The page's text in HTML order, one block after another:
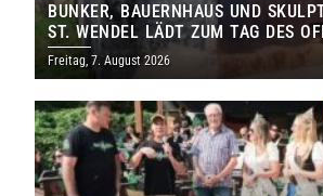
BUNKER, BAUERNHAUS UND
ST. WENDEL LÄDT ZUM TAG DES
DENKMALS EIN
Freitag, 7. August 2026